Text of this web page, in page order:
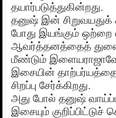
தயார்படுத்துகின்றது.
தனுஷ் இன் சிறுவயதுக்
போது இயங்கும் ஒற்றை
ஆவர்த்தனத்தைத்
மீண்டும் இளையராஜாவே
இசையின்
சிறப்பு சேர்க்கிறது.
அது போல் தனுஷ்
இசையும்